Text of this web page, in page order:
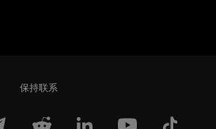
$1,905.98
保持联系